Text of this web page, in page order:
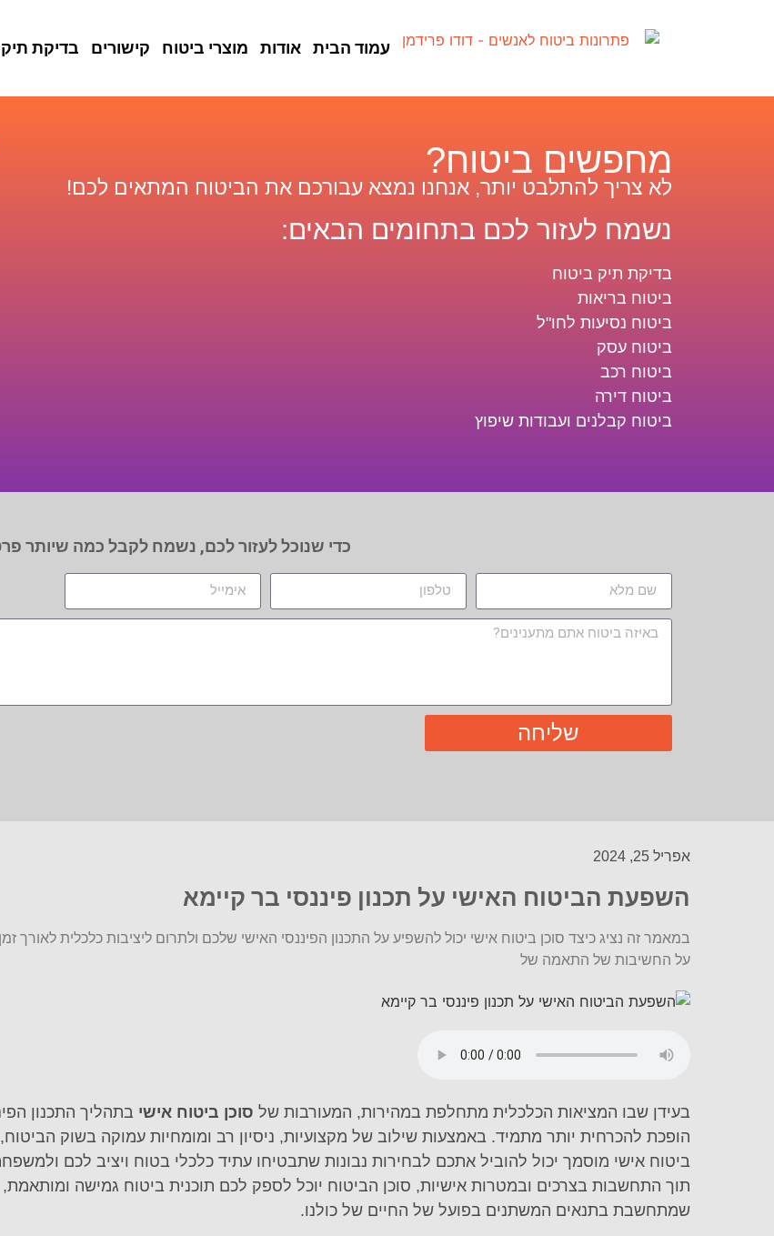
עמוד הבית אודות מוצרי ביטוח קישורים בדיקת
מחפשים ביטוח?
לא צריך להתלבט יותר, אנחנו נמצא עבורכם את הביטוח המתאים לכם!
נשמח לעזור לכם בתחומים הבאים:
בדיקת תיק ביטוח
ביטוח בריאות
ביטוח נסיעות לחו"ל
ביטוח עסק
ביטוח רכב
ביטוח דירה
ביטוח קבלנים ועבודות שיפוץ
כדי שנוכל לעזור לכם, נשמח לקבל כמה שיותר
שליחה
אפריל 25, 2024
השפעת הביטוח האישי על תכנון פיננסי בר קיימא
במאמר זה נציג כיצד סוכן ביטוח אישי יכול להשפיע על התכנון הפיננסי האישי שלכם ולתרום ליציבות כלכלית לאורך
על החשיבות של התאמה של
בעידן שבו המציאות הכלכלית מתחלפת במהירות, המעורבות של סוכן ביטוח אישי בתהליך התכנון
הופכת להכרחית יותר מתמיד. באמצעות שילוב של מקצועיות, ניסיון רב ומומחיות עמוקה בשוק הביטוח,
ביטוח אישי מוסמך יכול להוביל אתכם לבחירות נבונות שתבטיחו עתיד כלכלי בטוח ויציב לכם
תוך התחשבות בצרכים ובמטרות אישיות, סוכן הביטוח יוכל לספק לכם תוכנית ביטוח גמישה ומותאמת,
שמתחשבת בתנאים המשתנים בפועל של החיים של כולנו.